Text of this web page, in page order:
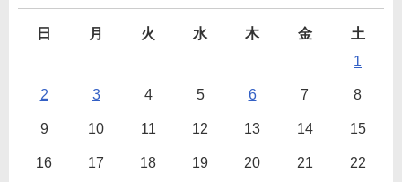
日 月 火 水 木 金
土
1
2 3 4 5 6 7 8
9 10 11 12 13 14 15
16 17 18 19 20 21 22